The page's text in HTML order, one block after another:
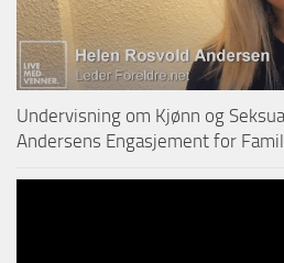
Undervisning om Kjønn og
Andersens Engasjement for